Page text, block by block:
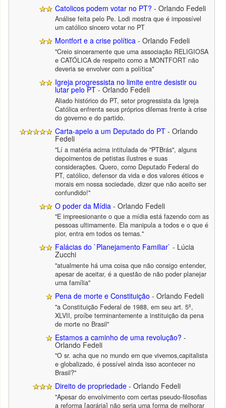
Catolicos podem votar no PT? - Orlando Fedeli
Análise feita pelo Pe. Lodi mostra que é impossível
um católico sincero votar no PT
Montfort e a crise política - Orlando Fedeli
"Creio sinceramente que uma associação RELIGIOSA
e CATÓLICA de respeito como a MONTFORT não
deveria se envolver com a política"
Igreja progressista no limite entre desistir ou
lutar pelo PT - Orlando Fedeli
Aliado histórico do PT, setor progressista da Igreja
Católica enfrenta seus próprios dilemas frente à crise
do governo e do partido.
Carta-apelo a um Deputado do PT - Orlando
Fedeli
"Lí a matéria acima intitulada de "PTBrás", alguns
depoimentos de petistas ilustres e suas
considerações. Quero, como Deputado Federal do
PT, católico, defensor da vida e dos valores éticos e
morais em nossa sociedade, dizer que não aceito ser
confundido!"
O poder da Mídia - Orlando Fedeli
"E impreesionante o que a mídia está fazendo com as
pessoas ultimamente. Ela manipula a todos e o que é
pior, entra em todos os temas."
Falácias do `Planejamento Familiar` - Lúcia
Zucchi
"atualmente há uma coisa que não consigo entender,
apesar de aceitar, é a questão de não poder planejar
uma família"
Pena de morte e Constituição - Orlando Fedeli
"a Constituição Federal de 1988, em seu art. 5º,
XLVII, proíbe terminantemente a instituição da pena
de morte no Brasil"
Estamos a caminho de uma revolução? -
Orlando Fedeli
"O sr. acha que no mundo em que vivemos,capitalista
e globalizado, é possível ainda isso acontecer no
Brasil?"
Direito de propriedade - Orlando Fedeli
"Apesar do envolvimento com certas pseudo-filosofias
a reforma [agrária] não seria uma forma de melhorar